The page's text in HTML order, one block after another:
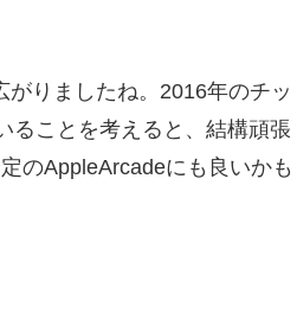
りましたね。2016年のチッ
ることを考えると、結構頑張
のAppleArcadeにも良いかも